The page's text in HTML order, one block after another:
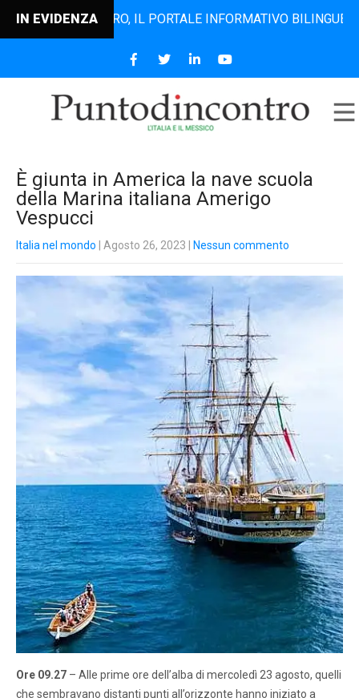
IN EVIDENZAIL PORTALE INFORMATIVO BILINGUE CHE
È giunta in America la nave scuola
della Marina italiana Amerigo
Vespucci
Italia nel mondo | Agosto 26, 2023 Nessun commento
Ore 09.27 – Alle prime ore dell’alba di mercoledì 23 agosto, quelli
che sembravano distanti punti all’orizzonte hanno iniziato a